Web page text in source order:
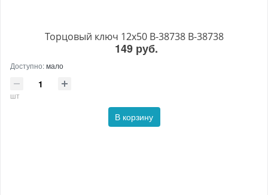
Торцовый ключ 12x50 B-38738 B-38738
149 руб.
Доступно:мало
шт
В корзину